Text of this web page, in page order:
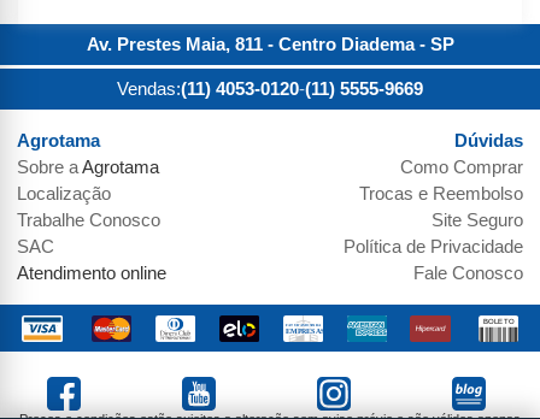
Av. Prestes Maia, 811 - Centro Diadema- SP
Vendas:(11) 4053-0120-(11) 5555-9669
Agrotama
Sobre aAgrotama
Localização
Trabalhe Conosco
SAC
Atendimento online
Dúvidas
Como Comprar
Trocas e Reembolso
Site Seguro
Política de Privacidade
Fale Conosco